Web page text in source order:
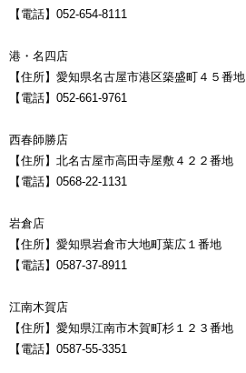
【電話】052-654-8111
港・名四店
【住所】愛知県名古屋市港区築盛町４５番地
【電話】052-661-9761
西春師勝店
【住所】北名古屋市高田寺屋敷４２２番地
【電話】0568-22-1131
岩倉店
【住所】愛知県岩倉市大地町葉広１番地
【電話】0587-37-8911
江南木賀店
【住所】愛知県江南市木賀町杉１２３番地
【電話】0587-55-3351